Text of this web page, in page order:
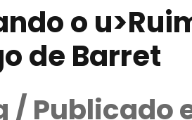
o
de Barret
/ Publicado